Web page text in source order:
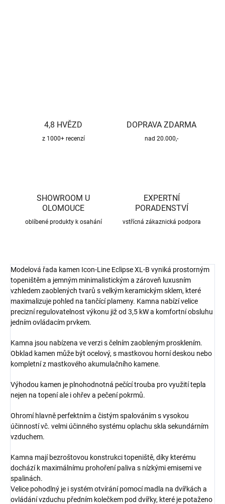
4,8 HVĚZD
z 1000+ recenzí
DOPRAVA ZDARMA
nad 20.000,-
SHOWROOM U
OLOMOUCE
oblíbené produkty k osahání
EXPERTNÍ
PORADENSTVÍ
vstřícná zákaznická podpora
Modelová řada kamen Icon-Line Eclipse XL-B vyniká prostorným
topeništěm a jemným minimalistickým a zároveň luxusním
vzhledem zaoblených tvarů s velkým keramickým sklem, které
maximalizuje pohled na tančící plameny. Kamna nabízívelice
precizní regulovatelnost výkonu již od 3,5 kW a komfortní obsluhu
jedním ovládacím prvkem.
Kamna jsou nabízena ve verzi s čelním zaobleným prosklením.
Obklad kamen může být ocelový, s mastkovou horní deskou nebo
kompletní z mastkového akumulačního kamene.
Výhodou kamen je plnohodnotná pečící trouba pro využití tepla
nejen na topení ale i ohřev a pečení pokrmů.
Ohromí hlavně perfektním a čistým spalováním s vysokou
účinností vč. velmi účinného systému oplachu skla sekundárním
vzduchem.
Kamna mají bezroštovou konstrukci topeniště, díky kterému
dochází k maximálnímu prohoření paliva s nízkými emisemi ve
spalinách.
Velice pohodlný je i systém otvírání pomocí madla na dvířkách a
ovládání vzduchu předním kolečkem pod dvířky, které je potaženo